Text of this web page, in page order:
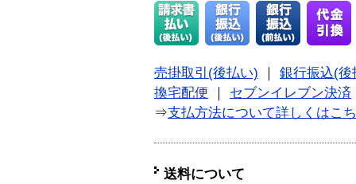
売掛取引(後払い) ｜ 銀行振込(後
換宅配便 ｜ セブンイレブン決済
⇒支払方法について詳しくはこ
送料について